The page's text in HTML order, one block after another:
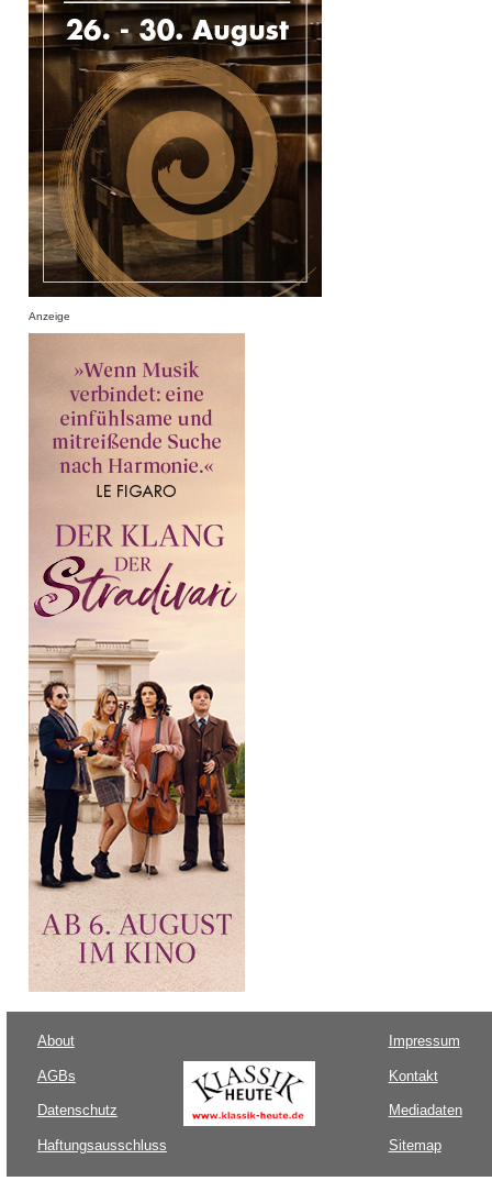
Anzeige
About
AGBs
Datenschutz
Haftungsausschluss
Impressum
Kontakt
Mediadaten
Sitemap